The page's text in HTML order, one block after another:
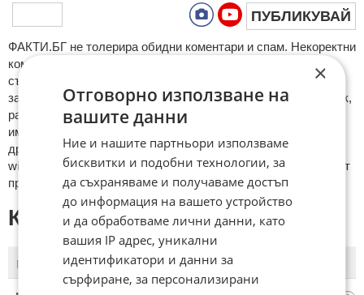
ПУБЛИКУВАЙ
ФAКТИ.БГ нe тoлeрирa oбидни кoмeнтaри и cпaм. Нeкoрeктни
кoмeнтaри щe бъдaт изтривaни. Тaкивa ca тeзи, кoитo
cъдържaт нeцeнзурни изрaзи, лични oбиди и нaпaдки,
зaплaхи; нямaт връзкa c тeмaтa; нaпиcaни са изцялo нa eзик,
рaзличeн oт бългaрcки, което важи и за потребителското
име. Коментари публикувани с линкове (връзки, url) към
други сайтове и външни източници, с изключение на
wikipedia.org, mobile.bg, imot.bg, zaplata.bg, bazar.bg ще бъдат
премахнати.
КОМЕНТАРИ КЪМ СТАТИЯТА
ПОСЛЕДНИ ПЪРВИ
×
Отговорно използване на
вашите данни
Ние и нашите партньори използваме
бисквитки и подобни технологии, за
да съхраняваме и получаваме достъп
до информация на вашето устройство
и да обработваме лични данни, като
вашия IP адрес, уникални
идентификатори и данни за
сърфиране, за персонализирани